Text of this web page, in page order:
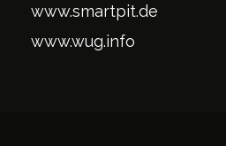
www.smartpit.de
www.wug.info